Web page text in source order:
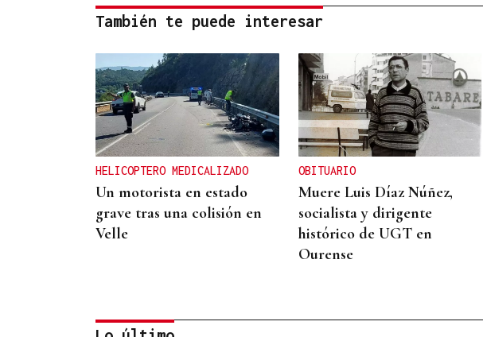
También te puede interesar
HELICOPTERO MEDICALIZADO
Un motorista en estado
grave tras una colisión en
Velle
OBITUARIO
Muere Luis Díaz Núñez,
socialista y dirigente
histórico de UGT en
Ourense